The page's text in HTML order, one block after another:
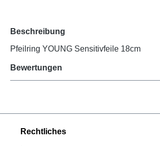
Beschreibung
Pfeilring YOUNG Sensitivfeile 18cm
Bewertungen
Rechtliches